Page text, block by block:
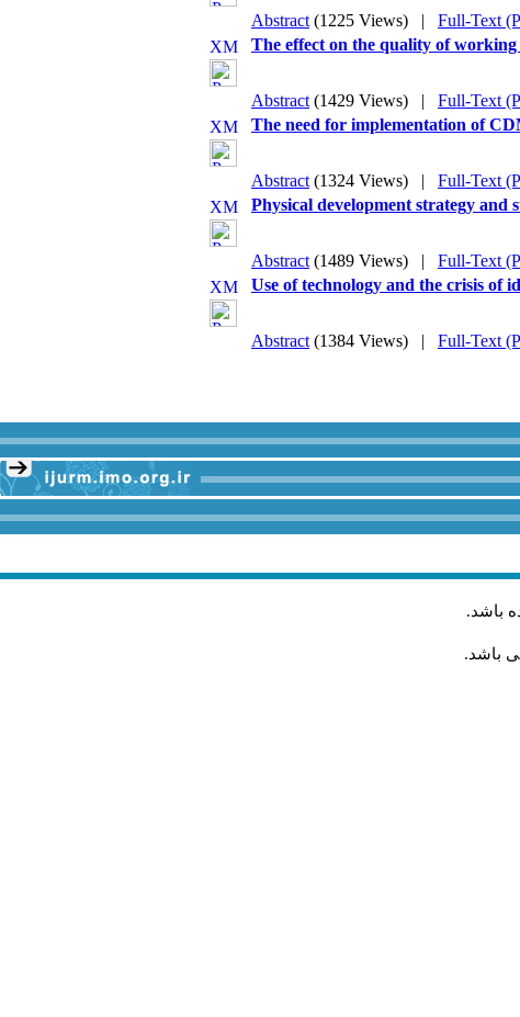
Abstract (1225 Views) | Full-Text
The effect on the quality of
Abstract (1429 Views) | Full-Text
The need for implementation of
Abstract (1324 Views) | Full-Text
Physical development strategy
Abstract (1489 Views) | Full-Text
Use of technology and the crisis of
Abstract (1384 Views) | Full-Text
باشد.
باشد.